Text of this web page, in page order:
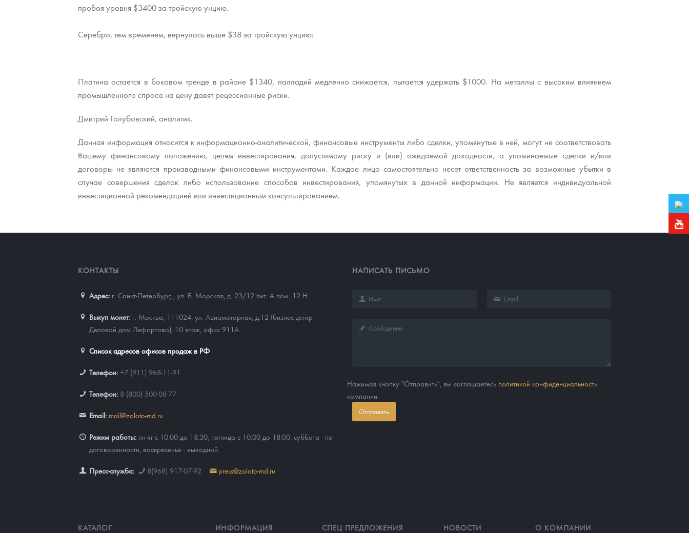
пробоя уровня $3400 за тройскую унцию.
Серебро, тем временем, вернулось выше $38 за тройскую унцию:
Платина остается в боковом тренде в районе $1340, палладий медленно снижается, пытается удержать $1000. На металлы с высоким влиянием
промышленного спроса на цену давят рецессионные риски.
Дмитрий Голубовский, аналитик.
Данная информация относится к информационно-аналитической, финансовые инструменты либо сделки, упомянутые в ней, могут не соответствовать
Вашему финансовому положению, целям инвестирования, допустимому риску и (или) ожидаемой доходности, а упоминаемые сделки и/или
договоры не являются производными финансовыми инструментами. Каждое лицо самостоятельно несет ответственность за возможные убытки в
случае совершения сделок либо использование способов инвестирования, упомянутых в данной информации. Не является индивидуальной
инвестиционной рекомендацией или инвестиционным консультированием.
КОНТАКТЫ
Адрес: г. Санкт-Петербург, ул. Б. Морская, д. 23/12 лит. А пом. 12 Н
Выкуп монет: г. Москва, 111024, ул. Авиамоторная, д.12 (бизнес-центр
Деловой дом Лефортово), 10 этаж, офис 911А
Список адресов офисов продаж в РФ
Телефон: +7 (911) 968-11-91
Телефон: 8 (800) 500-08-77
Email: mail@zoloto-md.ru
Режим работы: пн-чт с 10:00 до 18:30, пятница с 10:00 до 18:00, суббота - по
договоренности, воскресенье - выходной.
Пресс-служба: 8(968) 917-07-92 press@zoloto-md.ru
НАПИСАТЬ ПИСЬМО
Нажимая кнопку "Отправить", вы соглашаетесь политикой конфиденциальности
компании.
Отправить
КАТАЛОГ ИНФОРМАЦИЯ СПЕЦ ПРЕДЛОЖЕНИЯ НОВОСТИ О КОМПАНИИ